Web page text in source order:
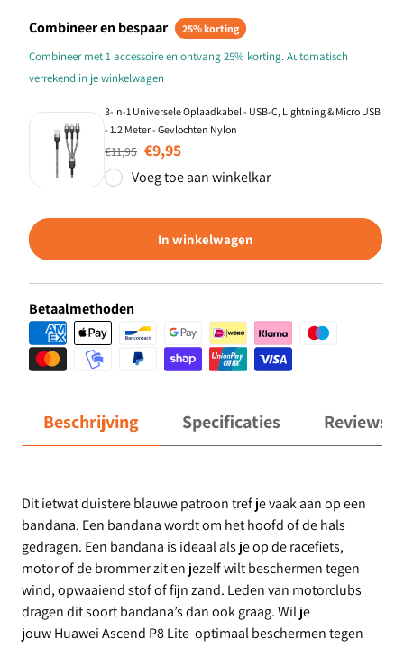
Combineer en bespaar 25% korting
Combineer met 1 accessoire en ontvang 25% korting. Automatisch
verrekend in je winkelwagen
3-in-1 Universele Oplaadkabel - USB-C, Lightning & Micro USB
- 1.2 Meter - Gevlochten Nylon
Normale prijs
€11,95 Aanbiedingsprijs
€9,95
Voeg toe aan winkelkar
In winkelwagen
Betaalmethoden
Beschrijving Specificaties Reviews
Dit ietwat duistere blauwe patroon tref je vaak aan op een
bandana. Een bandana wordt om het hoofd of de hals
gedragen. Een bandana is ideaal als je op de racefiets,
motor of de brommer zit en jezelf wilt beschermen tegen
wind, opwaaiend stof of fijn zand. Leden van motorclubs
dragen dit soort bandana’s dan ook graag. Wil je
jouw Huawei Ascend P8 Lite optimaal beschermen tegen